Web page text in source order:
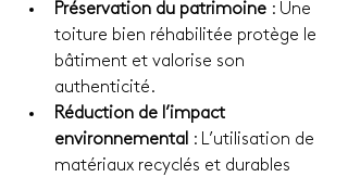
Préservation du patrimoine : Une
toiture bien réhabilitée protège le
bâtiment et valorise son
authenticité.
Réduction de l’impact
environnemental : L’utilisation de
matériaux recyclés et durables